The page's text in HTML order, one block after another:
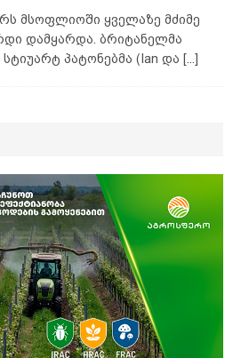
მსოფლიოში ყველაზე მძიმე
დამყარდა. ბრიტანელმა
სტიუარტ პატონებმა (Ian და [...]